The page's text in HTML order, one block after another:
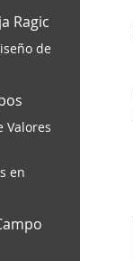
Ragic
de
Valores
en